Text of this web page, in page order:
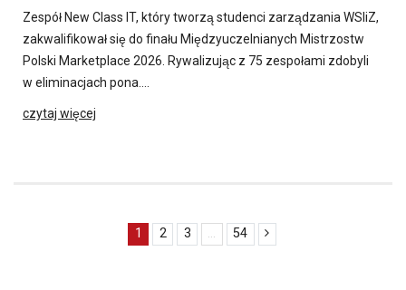
Zespół New Class IT, który tworzą studenci zarządzania WSIiZ,
zakwalifikował się do finału Międzyuczelnianych Mistrzostw
Polski Marketplace 2026. Rywalizując z 75 zespołami zdobyli
w eliminacjach pona….
czytaj więcej
1 2 3 ... 54